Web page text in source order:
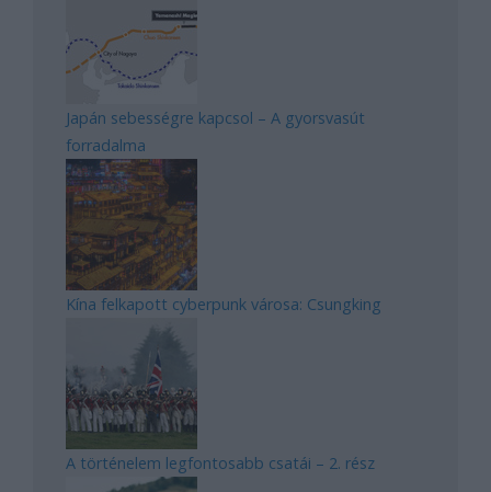
Japán sebességre kapcsol – A gyorsvasút
forradalma
Kína felkapott cyberpunk városa: Csungking
A történelem legfontosabb csatái – 2. rész